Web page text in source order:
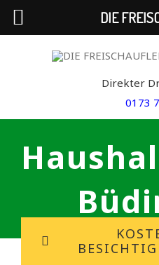
Direkter
0173
DIE